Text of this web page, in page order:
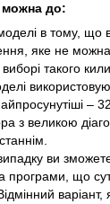
можна до:
в тому, що
яке не
такого
–
з великою
ви
програми, що